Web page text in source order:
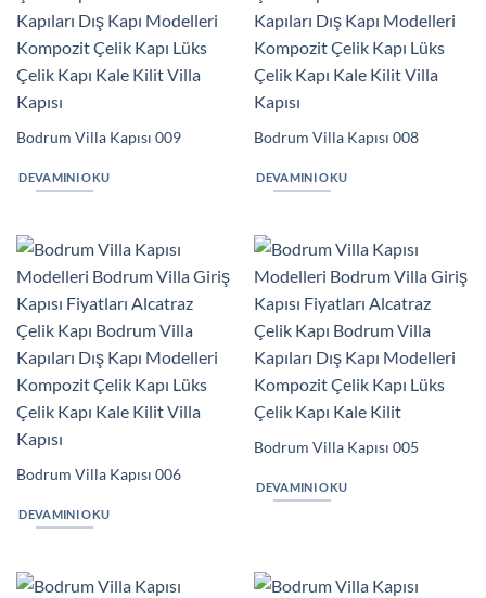
Bodrum Villa Kapısı 009
DEVAMINI OKU
Bodrum Villa Kapısı 008
DEVAMINI OKU
Bodrum Villa Kapısı 006
DEVAMINI OKU
Bodrum Villa Kapısı 005
DEVAMINI OKU